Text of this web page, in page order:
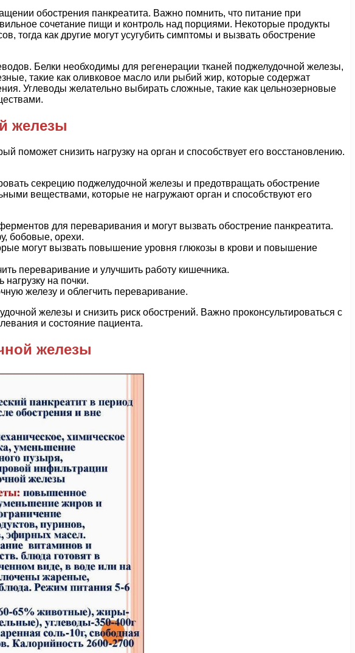
обострения панкреатита. Важно помнить, что питание при
сочетание пищи и контроль над порциями. Некоторые продукты
тогда как другие могут усугубить симптомы и вызвать обострение
Белки необходимы для регенерации тканей поджелудочной железы,
такие как оливковое масло или рыбий жир, которые содержат
Углеводы желательно выбирать сложные, такие как цельнозерновые
железы
снизить нагрузку на орган и способствует его восстановлению.
секрецию поджелудочной железы и предотвращать обострение
веществами, которые не нагружают орган и способствуют его
для переваривания и могут вызвать обострение панкреатита.
бобовые, орехи.
могут вызвать повышение уровня глюкозы в крови и повышение
переваривание и улучшить работу кишечника.
на почки.
железу и облегчить переваривание.
железы и снизить риск обострений. Важно проконсультироваться с
и состояние пациента.
железы